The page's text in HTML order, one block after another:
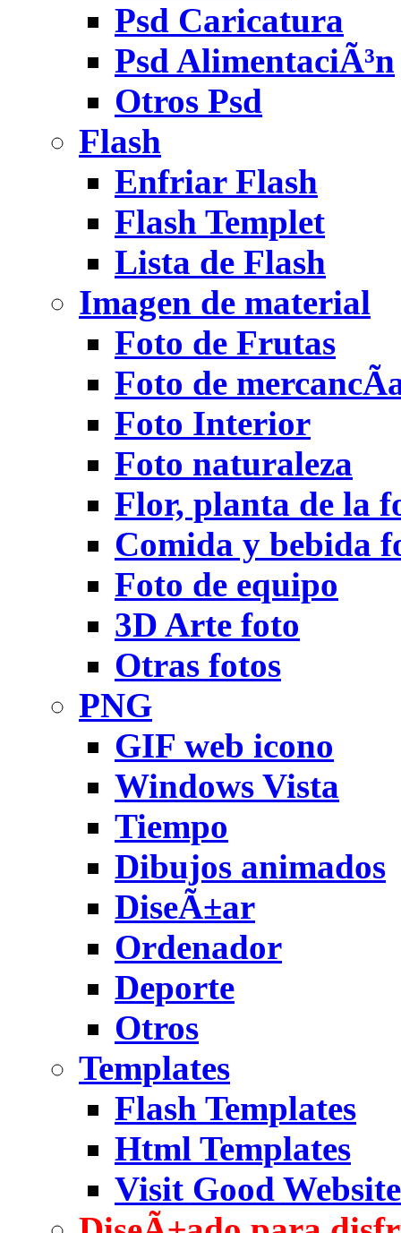
Psd Caricatura
Psd AlimentaciÃ³n
Otros Psd
Flash
Enfriar Flash
Flash Templet
Lista de Flash
Imagen de material
Foto de Frutas
Foto de
Foto Interior
Foto naturaleza
Flor, planta de la
Comida y bebida
Foto de equipo
3D Arte foto
Otras fotos
PNG
GIF web icono
Windows Vista
Tiempo
Dibujos animados
DiseÃ±ar
Ordenador
Deporte
Otros
Templates
Flash Templates
Html Templates
Visit Good Website